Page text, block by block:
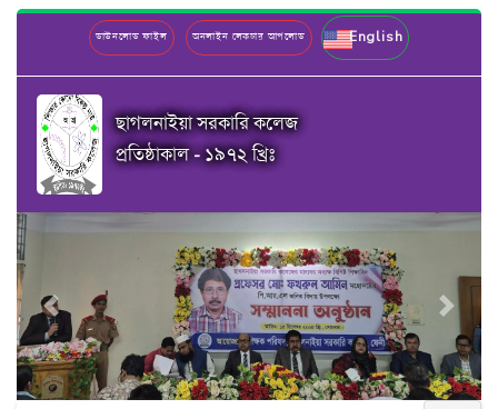
ডাউনলোড ফাইল অনলাইন লেকচার আপলোড English
ছাগলনাইয়া সরকারি কলেজ
প্রতিষ্ঠাকাল - ১৯৭২ খ্রিঃ
Previous Next